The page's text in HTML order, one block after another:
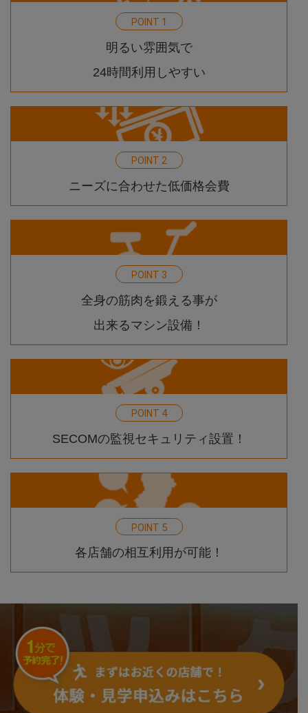
POINT 1
明るい雰囲気で
24時間利用しやすい
POINT 2
ニーズに合わせた低価格会費
POINT 3
全身の筋肉を鍛える事が
出来るマシン設備！
POINT 4
SECOMの監視セキュリティ設置！
POINT 5
各店舗の相互利用が可能！